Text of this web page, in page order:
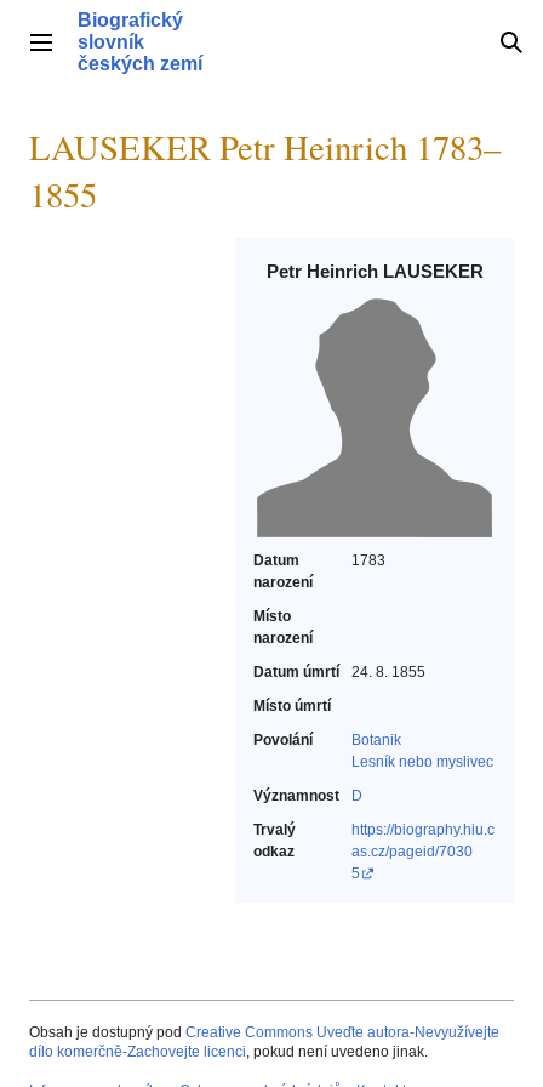
obsahHlavní menu
Biografický
slovník
českých zemí
LAUSEKER Petr Heinrich 1783–
1855
Petr Heinrich LAUSEKER
Datum
narození
1783
Místo
narození
Datum úmrtí
24. 8. 1855
Místo úmrtí
Povolání
Botanik‎
Lesník nebo myslivec‎
Významnost
D
Trvalý
odkaz
https://biography.hiu.c
as.cz/pageid/7030
5
Obsah je dostupný pod Creative Commons Uveďte autora-Nevyužívejte
dílo komerčně-Zachovejte licenci, pokud není uvedeno jinak.